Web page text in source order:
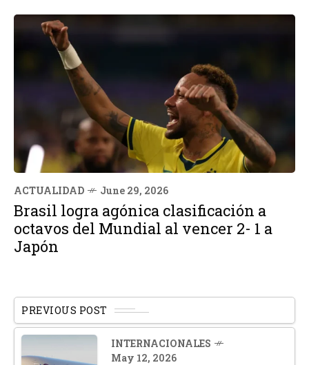
ACTUALIDAD June 29, 2026
Brasil logra agónica clasificación a
octavos del Mundial al vencer 2- 1 a
Japón
PREVIOUS POST
INTERNACIONALES
May 12, 2026